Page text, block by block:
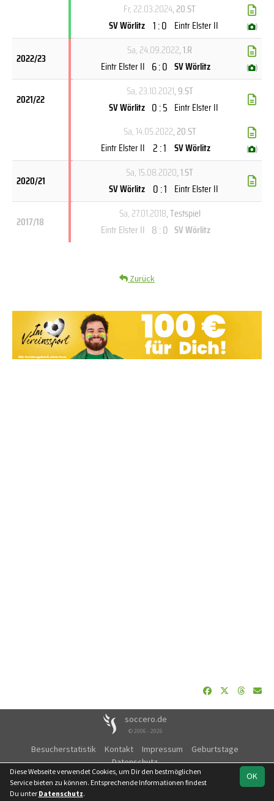
Fr, 22.03.2024, 20.ST
SV Wörlitz 1 : 0 Eintr Elster II ( )
2022/23
Sa, 24.09.2022, 1.R
Eintr Elster II 6 : 0 SV Wörlitz ( )
2021/22
Sa, 23.10.2021, 9.ST
SV Wörlitz 0 : 5 Eintr Elster II
Sa, 14.05.2022, 20.ST
Eintr Elster II 2 : 1 SV Wörlitz ( )
2020/21
Sa, 15.08.2020, 1.ST
SV Wörlitz 0 : 1 Eintr Elster II
2017/18
Sa, 27.01.2018, Testspiel
Eintr Elster II 8 : 0 SV Wörlitz
Zurück
soccero.de
© 2006 - 2026
Besucherstatistik Kontakt Impressum
Geburtstage
Datenschutz
OK
Diese Webseite verwendet Cookies, um Dir den bestmöglichen
Service bieten zu können. Entsprechende Informationen findest
Du unter Datenschutz.